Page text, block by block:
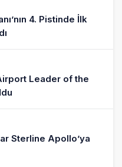
4. Pistinde İlk
Leader of the
Sterline Apollo’ya